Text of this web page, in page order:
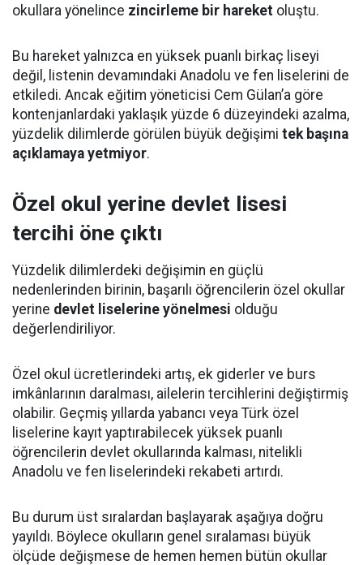
okullara yönelince zincirleme bir hareket oluştu.
Bu hareket yalnızca en yüksek puanlı birkaç liseyi
değil, listenin devamındaki Anadolu ve fen liselerini de
etkiledi. Ancak eğitim yöneticisi Cem Gülan’a göre
kontenjanlardaki yaklaşık yüzde 6 düzeyindeki azalma,
yüzdelik dilimlerde görülen büyük değişimi tek başına
açıklamaya yetmiyor.
Özel okul yerine devlet lisesi
tercihi öne çıktı
Yüzdelik dilimlerdeki değişimin en güçlü
nedenlerinden birinin, başarılı öğrencilerin özel okullar
yerine devlet liselerine yönelmesi olduğu
değerlendiriliyor.
Özel okul ücretlerindeki artış, ek giderler ve burs
imkânlarının daralması, ailelerin tercihlerini değiştirmiş
olabilir. Geçmiş yıllarda yabancı veya Türk özel
liselerine kayıt yaptırabilecek yüksek puanlı
öğrencilerin devlet okullarında kalması, nitelikli
Anadolu ve fen liselerindeki rekabeti artırdı.
Bu durum üst sıralardan başlayarak aşağıya doğru
yayıldı. Böylece okulların genel sıralaması büyük
ölçüde değişmese de hemen hemen bütün okullar